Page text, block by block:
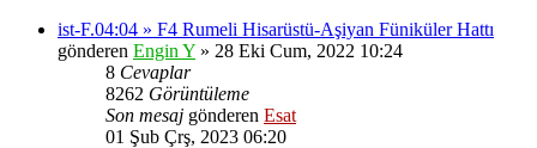
ist-F.04:04 » F4 Rumeli Hisarüstü-Aşiyan Füniküler Hattı
gönderen Engin Y » 28 Eki Cum, 2022 10:24
8 Cevaplar
8262 Görüntüleme
Son mesaj gönderen Esat
01 Şub Çrş, 2023 06:20